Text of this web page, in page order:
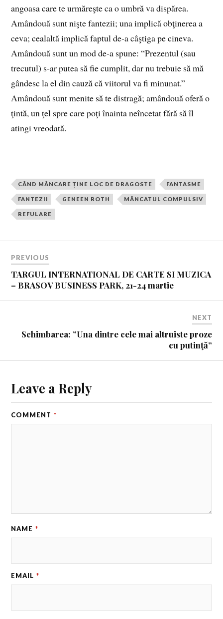
angoasa care te urmăreşte ca o umbră va dispărea.
Amândouă sunt nişte fantezii; una implică obţinerea a
ceva; cealaltă implică faptul de‑a câştiga pe cineva.
Amândouă sunt un mod de‑a spune: “Prezentul (sau
trecutul) s‑ar putea să fie cumplit, dar nu trebuie să mă
gândesc la el din cauză că viitorul va fi minunat.”
Amândouă sunt menite să te distragă; amândouă oferă o
ţintă, un ţel spre care poţi înainta neîncetat fără să îl
atingi vreodată.
CÂND MÂNCARE ȚINE LOC DE DRAGOSTE FANTASME
FANTEZII GENEEN ROTH MÂNCATUL COMPULSIV
REFULARE
PREVIOUS
TARGUL INTERNATIONAL DE CARTE SI MUZICA
– BRASOV BUSINESS PARK, 21-24 martie
NEXT
Schimbarea: ”Una dintre cele mai altruiste proze
cu putinţă”
Leave a Reply
COMMENT *
NAME *
EMAIL *